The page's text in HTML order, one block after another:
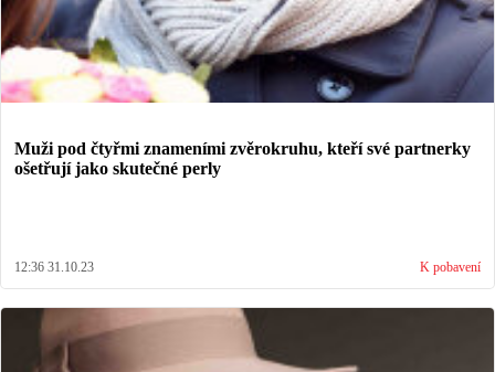
Muži pod čtyřmi znameními zvěrokruhu, kteří své partnerky
ošetřují jako skutečné perly
12:36 31.10.23 K pobavení